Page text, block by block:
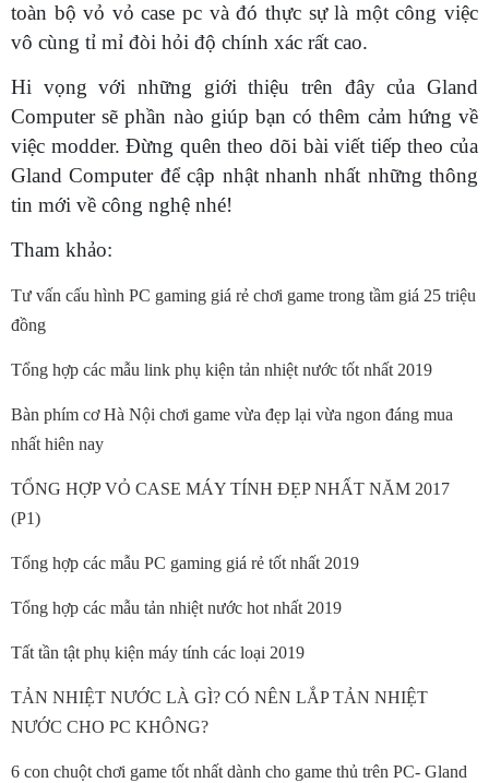
toàn bộ vỏ vỏ case pc và đó thực sự là một công việc
vô cùng tỉ mỉ đòi hỏi độ chính xác rất cao.
Hi vọng với những giới thiệu trên đây của Gland
Computer sẽ phần nào giúp bạn có thêm cảm hứng về
việc modder. Đừng quên theo dõi bài viết tiếp theo của
Gland Computer để cập nhật nhanh nhất những thông
tin mới về công nghệ nhé!
Tham khảo:
Tư vấn cấu hình PC gaming giá rẻ chơi game trong tầm giá 25 triệu
đồng
Tổng hợp các mẫu link phụ kiện tản nhiệt nước tốt nhất 2019
Bàn phím cơ Hà Nội chơi game vừa đẹp lại vừa ngon đáng mua
nhất hiên nay
TỔNG HỢP VỎ CASE MÁY TÍNH ĐẸP NHẤT NĂM 2017
(P1)
Tổng hợp các mẫu PC gaming giá rẻ tốt nhất 2019
Tổng hợp các mẫu tản nhiệt nước hot nhất 2019
Tất tần tật phụ kiện máy tính các loại 2019
TẢN NHIỆT NƯỚC LÀ GÌ? CÓ NÊN LẮP TẢN NHIỆT
NƯỚC CHO PC KHÔNG?
6 con chuột chơi game tốt nhất dành cho game thủ trên PC- Gland